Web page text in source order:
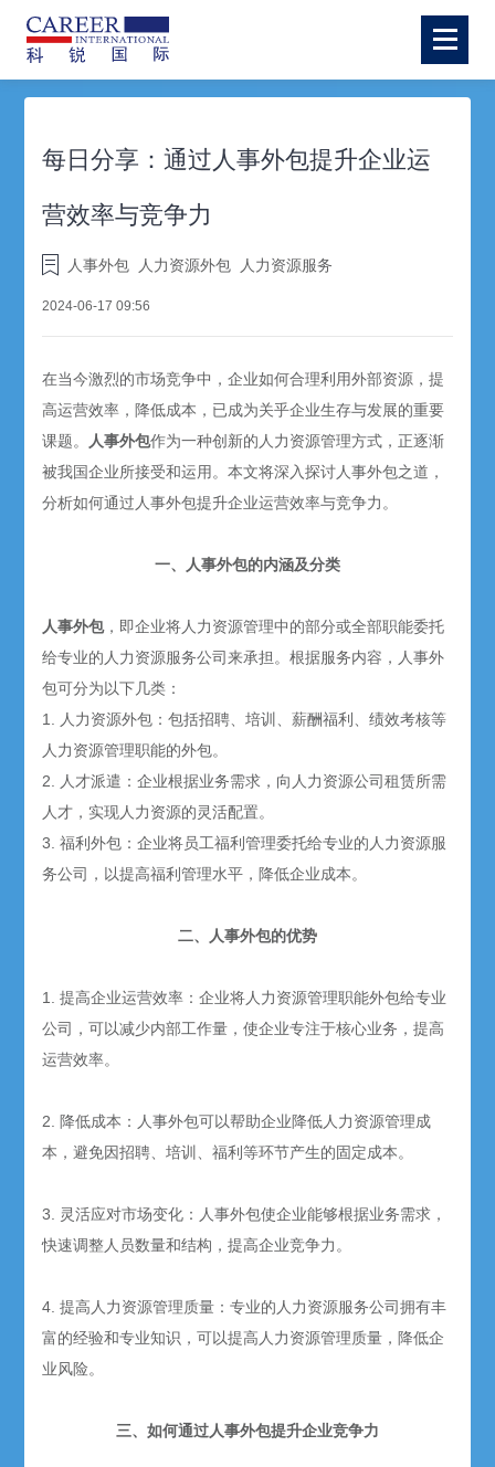
每日分享：通过人事外包提升企业运
营效率与竞争力
人事外包 人力资源外包 人力资源服务
2024-06-17 09:56
在当今激烈的市场竞争中，企业如何合理利用外部资源，提
高运营效率，降低成本，已成为关乎企业生存与发展的重要
课题。 人事外包作为一种创新的人力资源管理方式，正逐渐
被我国企业所接受和运用。本文将深入探讨人事外包之道，
分析如何通过人事外包提升企业运营效率与竞争力。
一、人事外包的内涵及分类
人事外包，即企业将人力资源管理中的部分或全部职能委托
给专业的人力资源服务公司来承担。根据服务内容，人事外
包可分为以下几类：
1. 人力资源外包：包括招聘、培训、薪酬福利、绩效考核等
人力资源管理职能的外包。
2. 人才派遣：企业根据业务需求，向人力资源公司租赁所需
人才，实现人力资源的灵活配置。
3. 福利外包：企业将员工福利管理委托给专业的人力资源服
务公司，以提高福利管理水平，降低企业成本。
二、人事外包的优势
1. 提高企业运营效率：企业将人力资源管理职能外包给专业
公司，可以减少内部工作量，使企业专注于核心业务，提高
运营效率。
2. 降低成本：人事外包可以帮助企业降低人力资源管理成
本，避免因招聘、培训、福利等环节产生的固定成本。
3. 灵活应对市场变化：人事外包使企业能够根据业务需求，
快速调整人员数量和结构，提高企业竞争力。
4. 提高人力资源管理质量：专业的人力资源服务公司拥有丰
富的经验和专业知识，可以提高人力资源管理质量，降低企
业风险。
三、如何通过人事外包提升企业竞争力